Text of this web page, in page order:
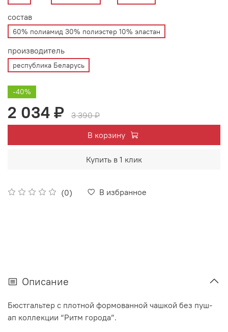
(0) В избранное
состав
60% полиамид 30% полиэстер 10% эластан
производитель
республика Беларусь
-40%
2 034 ₽
3 390 ₽
В корзину
Купить в 1 клик
Описание
Бюстгальтер с плотной формованной чашкой без пуш-
ап коллекции “Ритм города”.